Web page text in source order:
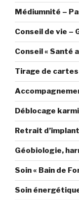
Médiumnité –
Conseil de vie –
Conseil « Santé
Tirage de cartes
Déblocage
Retrait
Géobiologie,
Soin « Bain de
Soin